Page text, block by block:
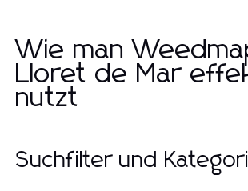
Wie man
Lloret de Mar
nutzt
Suchfilter und